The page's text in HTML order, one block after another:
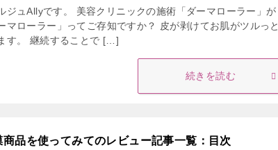
ジュAllyです。 美容クリニックの施術「ダーマローラー」が
マローラー」ってご存知ですか？ 皮が剥けてお肌がツルっと
す。 継続することで […]
続きを読む
商品を使ってみてのレビュー記事一覧：目次